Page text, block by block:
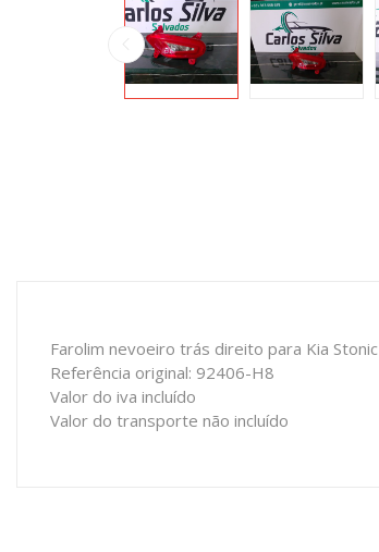
Farolim nevoeiro trás direito para Kia Stonic
Referência original: 92406-H8
Valor do iva incluído
Valor do transporte não incluído